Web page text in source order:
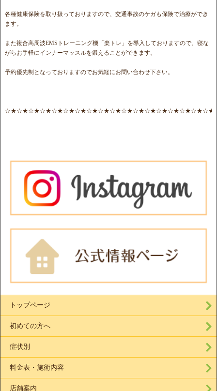
各種健康保険を取り扱っておりますので、交通事故のケガも保険で治療ができ
ます。
また複合高周波EMSトレーニング機「楽トレ」を導入しておりますので、寝な
がらお手軽にインナーマッスルを鍛えることができます。
予約優先制となっておりますのでお気軽にお問い合わせ下さい。
トップページ
初めての方へ
症状別
料金表・施術内容
店舗案内